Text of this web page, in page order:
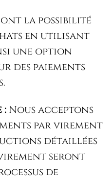
ont la possibilité
en utilisant
une option
des paiements
: Nous acceptons
par virement
détaillées
seront
de